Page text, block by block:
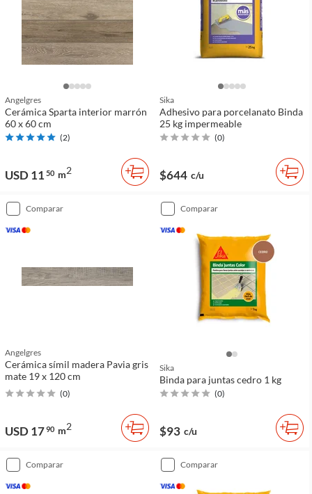
Angelgres
Cerámica Sparta interior marrón
60 x 60 cm
(2)
USD 11 50 m2
Sika
Adhesivo para porcelanato Binda
25 kg impermeable
(0)
$644 c/u
comparar
Angelgres
Cerámica símil madera Pavia gris
mate 19 x 120 cm
(0)
USD 1790 m2
comparar
Sika
Binda para juntas cedro 1 kg
(0)
$93 c/u
comparar comparar